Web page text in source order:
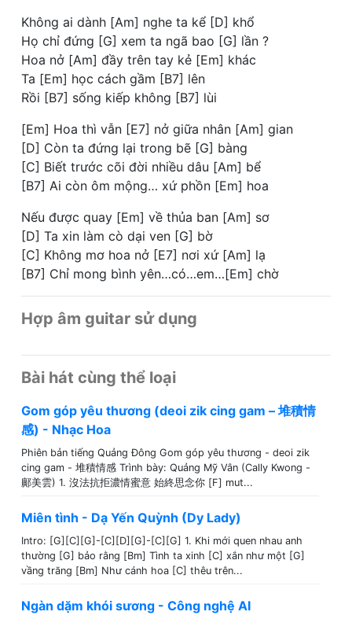
Không ai dành [Am] nghe ta kể [D] khổ
Họ chỉ đứng [G] xem ta ngã bao [G] lần ?
Hoa nở [Am] đầy trên tay kẻ [Em] khác
Ta [Em] học cách gầm [B7] lên
Rồi [B7] sống kiếp không [B7] lùi
[Em] Hoa thì vẫn [E7] nở giữa nhân [Am] gian
[D] Còn ta đứng lại trong bẽ [G] bàng
[C] Biết trước cõi đời nhiều dâu [Am] bể
[B7] Ai còn ôm mộng… xứ phồn [Em] hoa
Nếu được quay [Em] về thủa ban [Am] sơ
[D] Ta xin làm cò dại ven [G] bờ
[C] Không mơ hoa nở [E7] nơi xứ [Am] lạ
[B7] Chỉ mong bình yên…có…em…[Em] chờ
Hợp âm guitar sử dụng
Bài hát cùng thể loại
Gom góp yêu thương (deoi zik cing gam – 堆積情
感) - Nhạc Hoa
Phiên bản tiếng Quảng Đông Gom góp yêu thương - deoi zik
cing gam - 堆積情感 Trình bày: Quảng Mỹ Vân (Cally Kwong -
鄺美雲) 1. 沒法抗拒濃情蜜意 始終思念你 [F] mut...
Miên tình - Dạ Yến Quỳnh (Dy Lady)
Intro: [G][C][G]-[C][D][G]-[C][G] 1. Khi mới quen nhau anh
thường [G] bảo rằng [Bm] Tình ta xinh [C] xắn như một [G]
vầng trăng [Bm] Như cánh hoa [C] thêu trên...
Ngàn dặm khói sương - Công nghệ AI